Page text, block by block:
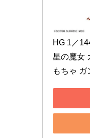
HG 1／
星の魔女
もちゃ